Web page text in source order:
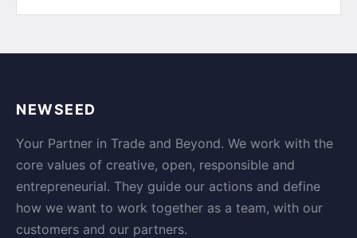
NEWSEED
Your Partner in Trade and Beyond. We work with the
core values of creative, open, responsible and
entrepreneurial. They guide our actions and define
how we want to work together as a team, with our
customers and our partners.